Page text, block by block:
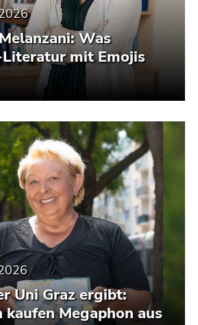
Was
mit Emojis
Uni Graz ergibt:
kaufen Megaphon aus